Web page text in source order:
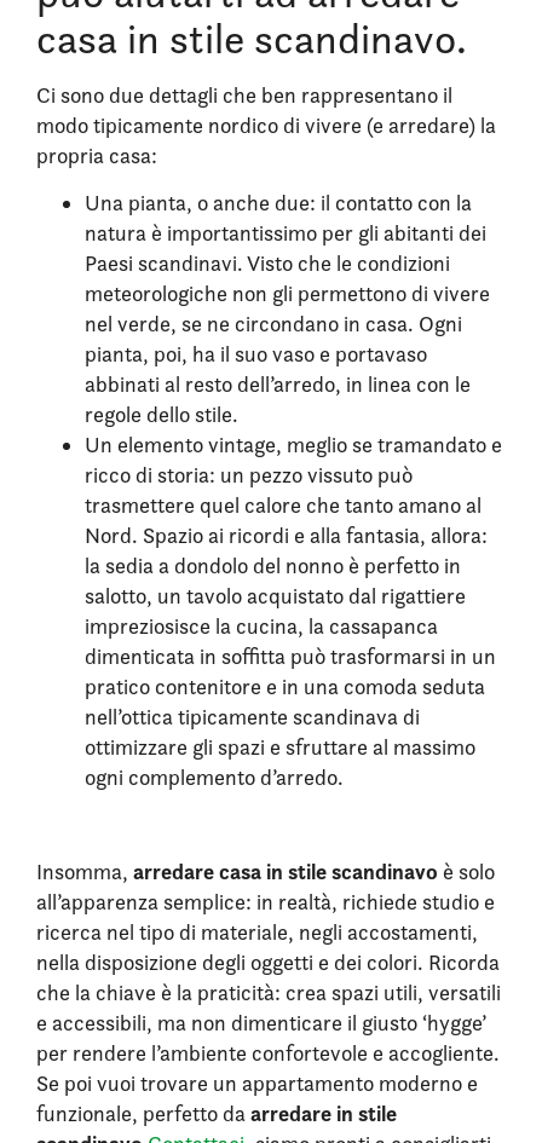
casa in stile scandinavo.
Ci sono due dettagli che ben rappresentano il
modo tipicamente nordico di vivere (e arredare) la
propria casa:
Una pianta, o anche due: il contatto con la
natura è importantissimo per gli abitanti dei
Paesi scandinavi. Visto che le condizioni
meteorologiche non gli permettono di vivere
nel verde, se ne circondano in casa. Ogni
pianta, poi, ha il suo vaso e portavaso
abbinati al resto dell’arredo, in linea con le
regole dello stile.
Un elemento vintage, meglio se tramandato e
ricco di storia: un pezzo vissuto può
trasmettere quel calore che tanto amano al
Nord. Spazio ai ricordi e alla fantasia, allora:
la sedia a dondolo del nonno è perfetto in
salotto, un tavolo acquistato dal rigattiere
impreziosisce la cucina, la cassapanca
dimenticata in soffitta può trasformarsi in un
pratico contenitore e in una comoda seduta
nell’ottica tipicamente scandinava di
ottimizzare gli spazi e sfruttare al massimo
ogni complemento d’arredo.
Insomma, arredare casa in stile scandinavo è solo
all’apparenza semplice: in realtà, richiede studio e
ricerca nel tipo di materiale, negli accostamenti,
nella disposizione degli oggetti e dei colori. Ricorda
che la chiave è la praticità: crea spazi utili, versatili
e accessibili, ma non dimenticare il giusto ‘hygge’
per rendere l’ambiente confortevole e accogliente.
Se poi vuoi trovare un appartamento moderno e
funzionale, perfetto daarredare in stile